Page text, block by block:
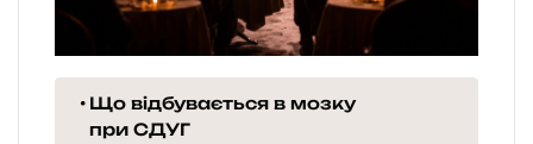
Що відбувається в мозку
при СДУГ